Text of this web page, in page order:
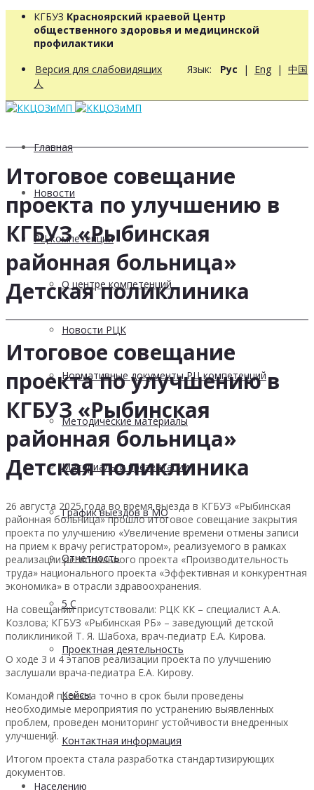
КГБУЗ Красноярский краевой Центр
общественного здоровья и медицинской
профилактики
Версия для слабовидящих Язык: Рус | Eng | 中国
人
Главная
Новости
РЦ компетенций
О центре компетенций
Новости РЦК
Нормативные документы РЦ компетенций
Методические материалы
Материалы и презентации
График выездов в МО
Отчетность
5 С
Проектная деятельность
Кейсы
Контактная информация
Населению
Итоговое совещание
проекта по улучшению в
КГБУЗ «Рыбинская
районная больница»
Детская поликлиника
Итоговое совещание
проекта по улучшению в
КГБУЗ «Рыбинская
районная больница»
Детская поликлиника
26 августа 2025 года во время выезда в КГБУЗ «Рыбинская
районная больница» прошло итоговое совещание закрытия
проекта по улучшению «Увеличение времени отмены записи
на прием к врачу регистратором», реализуемого в рамках
реализации регионального проекта «Производительность
труда» национального проекта «Эффективная и конкурентная
экономика» в отрасли здравоохранения.
На совещании присутствовали: РЦК КК – специалист А.А.
Козлова; КГБУЗ «Рыбинская РБ» – заведующий детской
поликлиникой Т. Я. Шабоха, врач-педиатр Е.А. Кирова.
О ходе 3 и 4 этапов реализации проекта по улучшению
заслушали врача-педиатра Е.А. Кирову.
Командой проекта точно в срок были проведены
необходимые мероприятия по устранению выявленных
проблем, проведен мониторинг устойчивости внедренных
улучшений.
Итогом проекта стала разработка стандартизирующих
документов.